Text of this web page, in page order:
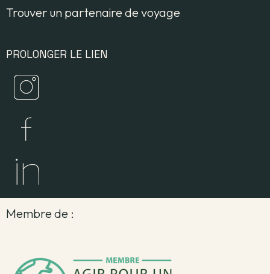
Trouver un partenaire de voyage
PROLONGER LE LIEN
Membre de :